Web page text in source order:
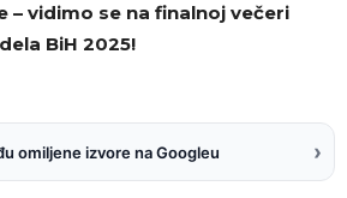
– vidimo se na finalnoj večeri
BiH 2025!
omiljene izvore na Googleu ›